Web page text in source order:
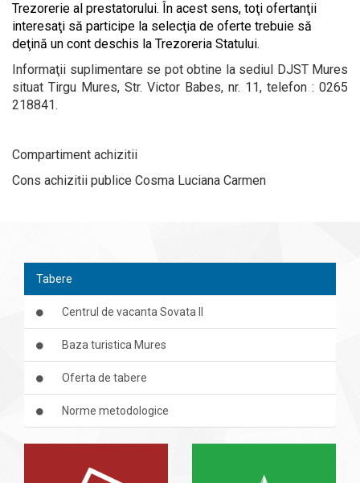
Trezorerie al prestatorului. În acest sens, toţi ofertanţii
interesaţi să participe la selecţia de oferte trebuie să
deţină un cont deschis la Trezoreria Statului.
Informaţii suplimentare se pot obtine la sediul DJST Mures
situat Tirgu Mures, Str. Victor Babes, nr. 11, telefon : 0265
218841.
Compartiment achizitii
Cons achizitii publice Cosma Luciana Carmen
Tabere
Centrul de vacanta Sovata II
Baza turistica Mures
Oferta de tabere
Norme metodologice